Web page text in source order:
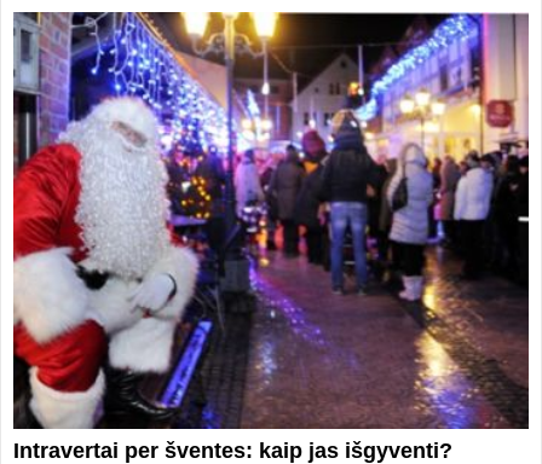
Intravertai per šventes: kaip jas išgyventi?